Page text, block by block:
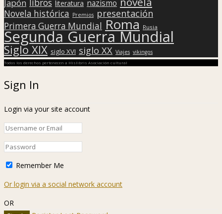
Japón literatura nazismo
Novela histórica Premios presentación
Primera Guerra Mundial Roma Rusia
Segunda Guerra Mundial
Siglo XIX siglo XVI siglo XX Viajes vikingos
Todos los derechos pertenecen a Hislibris Asociación cultural
Sign In
Login via your site account
Remember Me
Or login via a social network account
OR